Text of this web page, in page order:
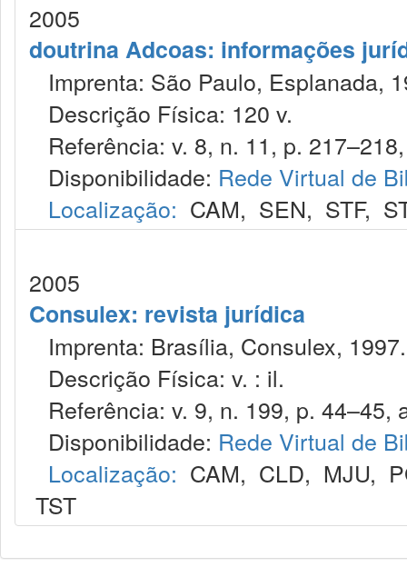
2005
doutrina Adcoas: informações
Imprenta: São Paulo, Esplanada,
Descrição Física: 120 v.
Referência: v. 8, n. 11, p.
Disponibilidade: Rede Virtual de
Localização: CAM, SEN, STF,
2005
Consulex: revista jurídica
Imprenta: Brasília, Consulex, 1997.
Descrição Física: v. : il.
Referência: v. 9, n. 199, p. 44–45,
Disponibilidade: Rede Virtual de
Localização: CAM, CLD, MJU,
TST